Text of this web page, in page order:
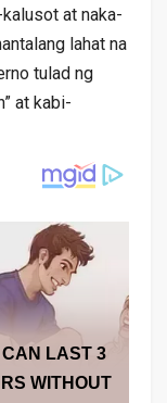
at naka-
lahat na
tulad ng
at kabi-